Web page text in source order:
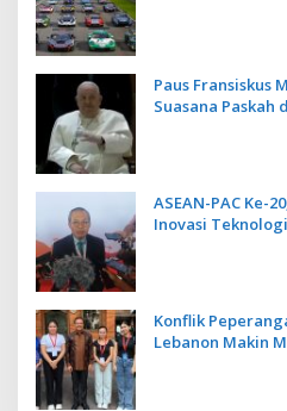
Paus Fransiskus
Suasana Paskah
ASEAN-PAC Ke-
Inovasi
Konflik
Lebanon Makin